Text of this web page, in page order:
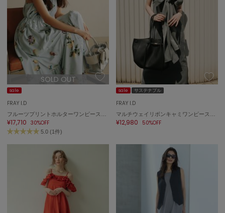
SOLD OUT
sale
FRAY I.D
¥17,710 30%OFF
5.0 (1件)
sale サステナブル
FRAY I.D
¥12,980 50%OFF